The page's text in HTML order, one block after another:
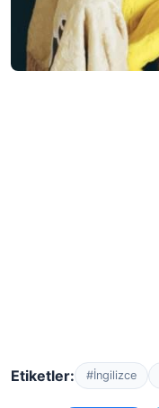
Etiketler: #İngilizce